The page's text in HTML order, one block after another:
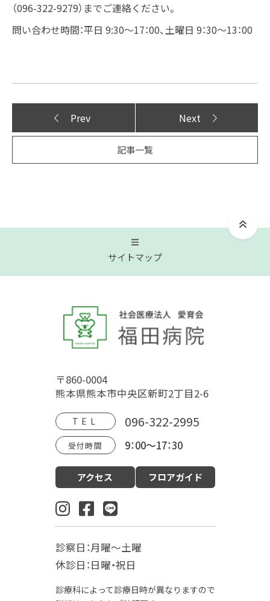
（096-322-9279）までご連絡ください。
問い合わせ時間：平日 9:30～17：00、土曜日 9：30～13：00
Prev Next
記事一覧
サイトマップ
トップページ
病院概要 福田病院の歴史
HOSPITAL MOVIE
診療案内
婦人科・更年期外来
肛門外科
麻酔科
お産の入院について
お部屋について
〒860-0004
熊本県熊本市中央区新町2丁目2-6
TEL 096-322-2995
受付時間 9：00～17：30
アクセス フロアガイド
診察日：月曜～土曜
休診日：日曜・祝日
診療科によって診療日時が異なりますので